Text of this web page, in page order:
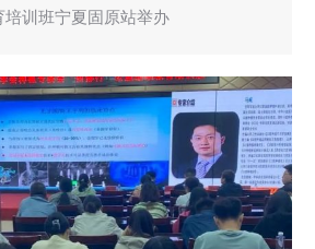
训班宁夏固原站举办